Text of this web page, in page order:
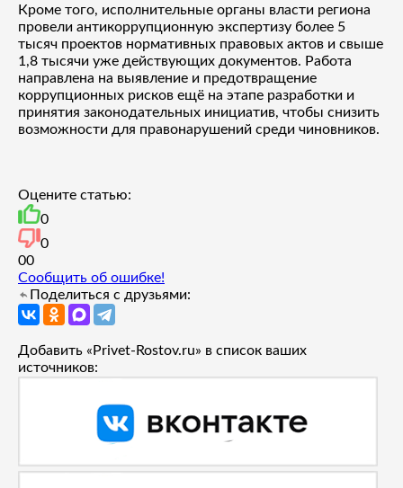
Кроме того, исполнительные органы власти региона
провели антикоррупционную экспертизу более 5
тысяч проектов нормативных правовых актов и свыше
1,8 тысячи уже действующих документов. Работа
направлена на выявление и предотвращение
коррупционных рисков ещё на этапе разработки и
принятия законодательных инициатив, чтобы снизить
возможности для правонарушений среди чиновников.
Оцените статью:
0
0
00
Сообщить об ошибке!
Поделиться с друзьями:
Добавить «Privet-Rostov.ru» в список ваших
источников: